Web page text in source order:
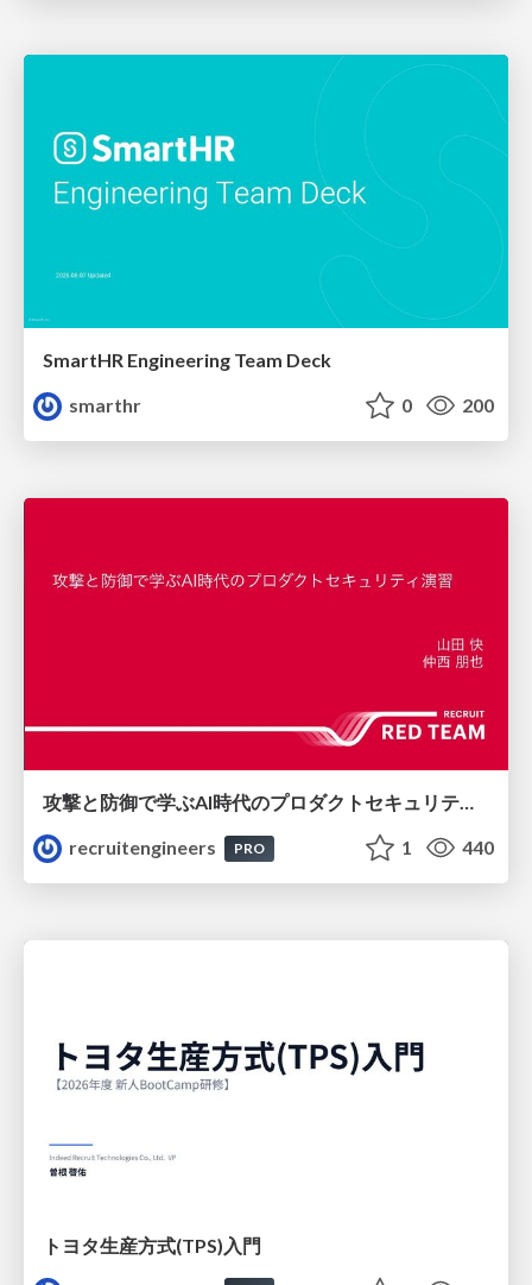
SmartHR Engineering Team Deck
smarthr
0 200
攻撃と防御で学ぶAI時代のプロダクトセキュリティ演習
recruitengineers
PRO 1 440
トヨタ⽣産⽅式(TPS)⼊⾨